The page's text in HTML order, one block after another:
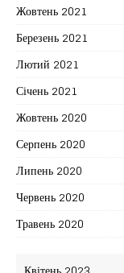
Жовтень 2021
Березень 2021
Лютий 2021
Січень 2021
Жовтень 2020
Серпень 2020
Липень 2020
Червень 2020
Травень 2020